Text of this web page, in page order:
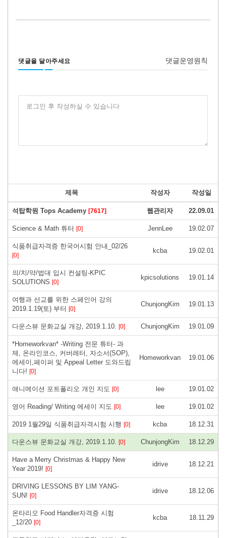
댓글을 달아주세요 댓글운영원칙
로그인 후 작성하실 수 있습니다
제목 작성자 작성일
석탑학원 Tops Academy [7617] 웹관리자 22.09.01
Science & Math 튜터 [0] JennLee 19.02.07
식품취급자격증 한국어시험 안내_02/26
[0]
kcba 19.02.01
의/치/약/법대 입시 컨설팅-KPIC
SOLUTIONS [0]
kpicsolutions 19.01.14
여행과 선교를 위한 스페인어 강의
2019.1.19(토) 부터 [0]
ChunjongKim 19.01.13
다운스뷰 문화교실 개강, 2019.1.10. [0] ChunjongKim 19.01.09
*Homeworkvan* -Writing 전문 튜터- 과
제, 온라인코스, 커버레터, 자소서(SOP),
에세이,페이퍼 및 Appeal Letter 도와드립
니다! [0]
Homeworkvan 19.01.06
애니메이션 포트폴리오 개인 지도 [0] lee 19.01.02
영어 Reading/ Writing 에세이 지도 [0] lee 19.01.02
2019 1월29일 식품취급자격시험 시행 [0] kcba 18.12.31
다운스뷰 문화교실 개강, 2019.1.10. [0] ChunjongKim 18.12.29
Have a Merry Christmas & Happy New
Year 2019! [0]
idrive 18.12.21
DRIVING LESSONS BY LIM YANG-
SUN! [0]
idrive 18.12.06
온타리오 Food Handler자격증 시험
_12/20 [0]
kcba 18.11.29